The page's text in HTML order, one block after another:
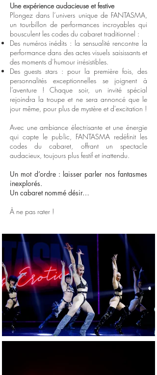
Une expérience audacieuse et festive
Plongez dans l’univers unique de FANTASMA,
un tourbillon de performances incroyables qui
bousculent les codes du cabaret traditionnel :
Des numéros inédits : la sensualité rencontre la
performance dans des actes visuels saisissants et
des moments d’humour irrésistibles.
Des guests stars : pour la première fois, des
personnalités exceptionnelles se joignent à
l’aventure ! Chaque soir, un invité spécial
rejoindra la troupe et ne sera annoncé que le
jour même, pour plus de mystère et d'excitation !
Avec une ambiance électrisante et une énergie
qui capte le public, FANTASMA redéfinit les
codes du cabaret, offrant un spectacle
audacieux, toujours plus festif et inattendu.
Un mot d’ordre : laisser parler nos fantasmes
inexplorés.
Un cabaret nommé désir…
À ne pas rater !